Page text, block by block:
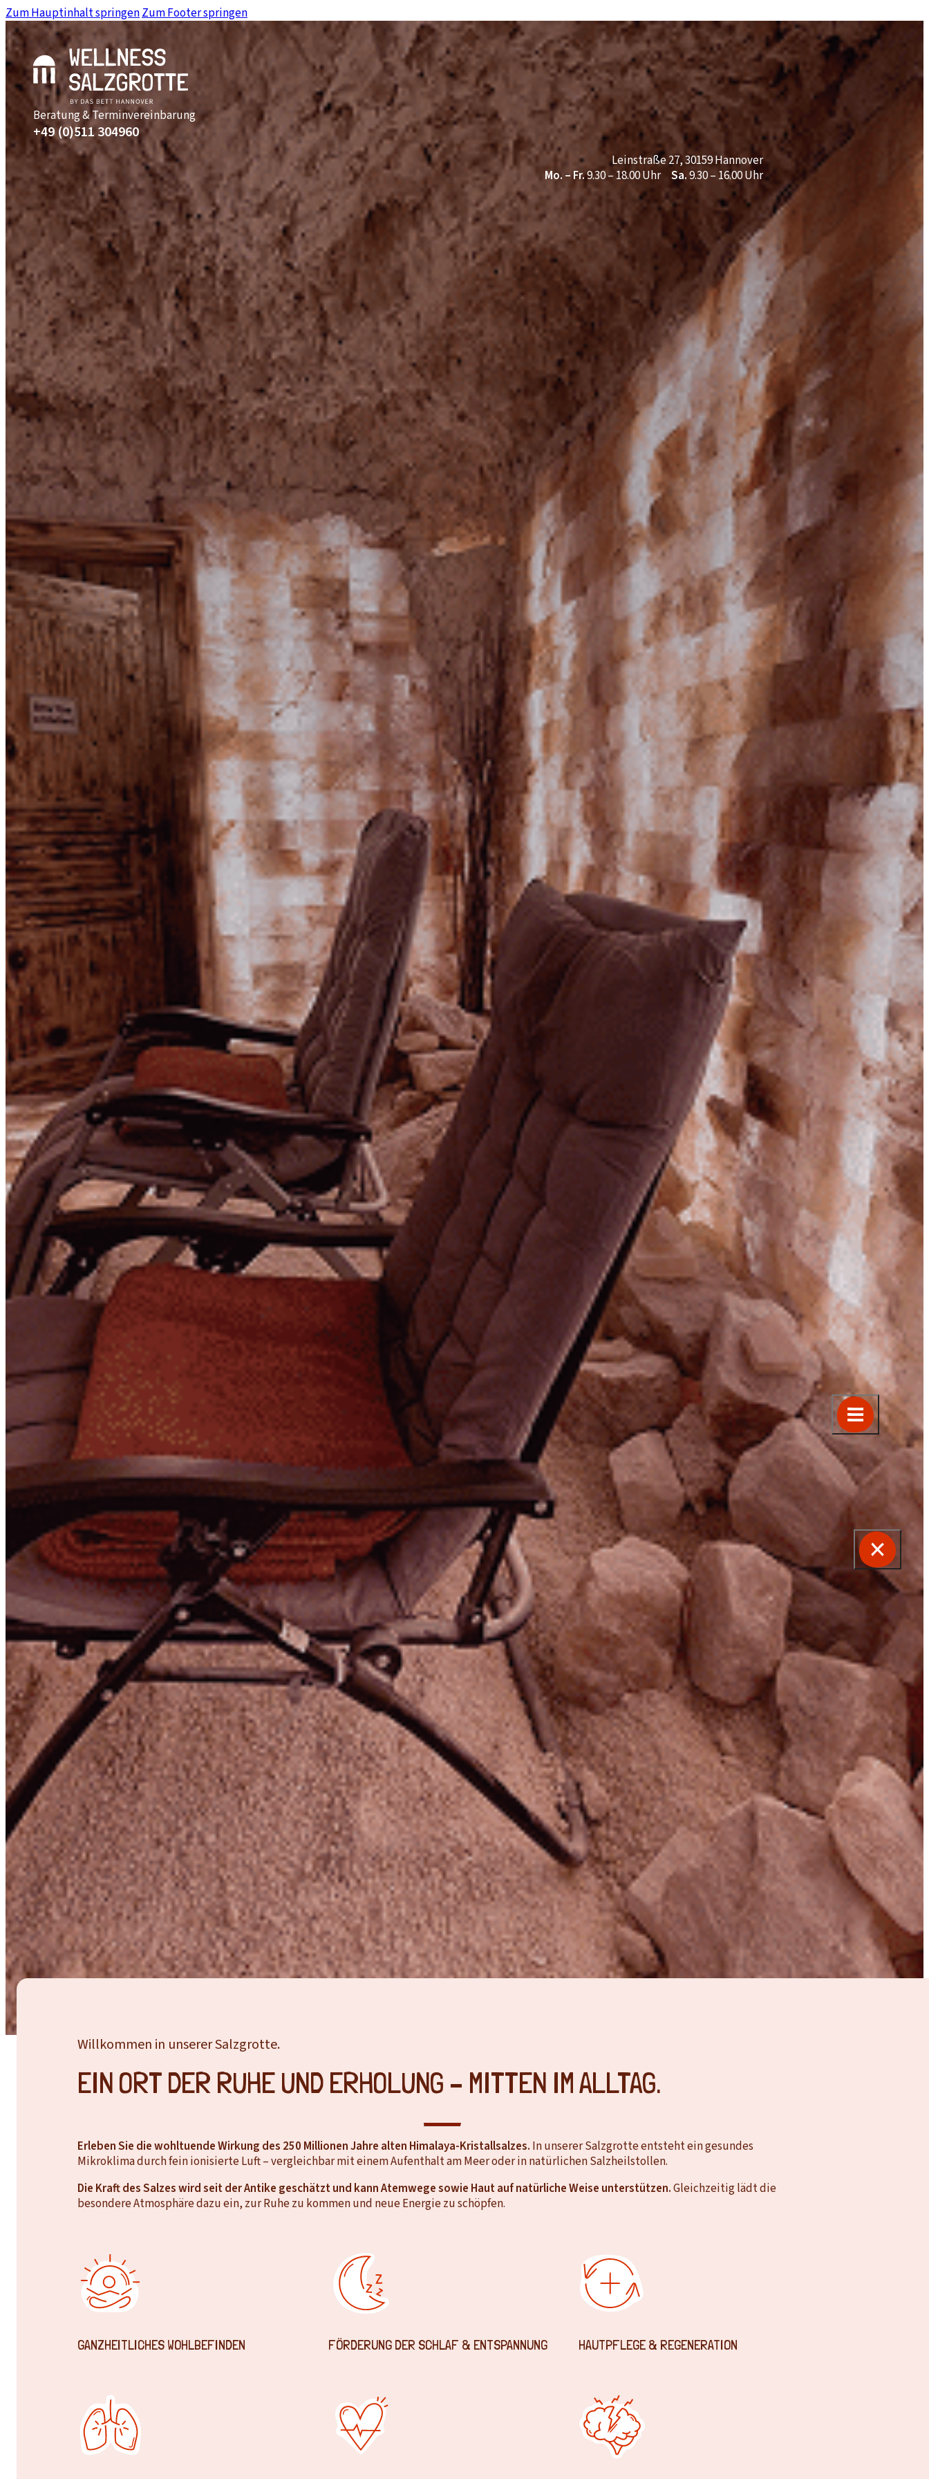
Zum Hauptinhalt springenZum Footer springen
Beratung & Terminvereinbarung
+49 (0)511 304960
Leinstraße 27, 30159 Hannover
Mo. – Fr.9.30 – 18.00 Uhr Sa.9.30 – 16.00 Uhr
Willkommen in unserer Salzgrotte.
EIN ORT DER RUHE UND ERHOLUNG – MITTEN IM ALLTAG.
Erleben Sie die wohltuende Wirkung des 250 Millionen Jahre alten Himalaya-Kristallsalzes. In unserer Salzgrotte entsteht ein gesundes
Mikroklima durch fein ionisierte Luft – vergleichbar mit einem Aufenthalt am Meer oder in natürlichen Salzheilstollen.
Die Kraft des Salzes wird seit der Antike geschätzt und kann Atemwege sowie Haut auf natürliche Weise unterstützen.Gleichzeitig lädt die
besondere Atmosphäre dazu ein, zur Ruhe zu kommen und neue Energie zu schöpfen.
GANZHEITLICHES WOHLBEFINDEN FÖRDERUNG DER SCHLAF & ENTSPANNUNG HAUTPFLEGE & REGENERATION